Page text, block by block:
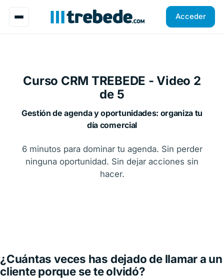
Acceder
Curso CRM TREBEDE - Video 2
de 5
Gestión de agenda y oportunidades: organiza tu
día comercial
6 minutos para dominar tu agenda. Sin perder
ninguna oportunidad. Sin dejar acciones sin
hacer.
¿Cuántas veces has dejado de llamar a un
cliente porque se te olvidó?